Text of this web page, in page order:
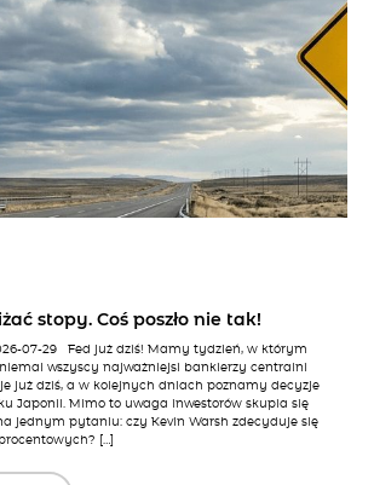
stopy. Coś poszło nie tak!
07-29 Fed już dziś! Mamy tydzień, w którym
wszyscy najważniejsi bankierzy centralni
już dziś, a w kolejnych dniach poznamy decyzje
Japonii. Mimo to uwaga inwestorów skupia się
jednym pytaniu: czy Kevin Warsh zdecyduje się
[…]